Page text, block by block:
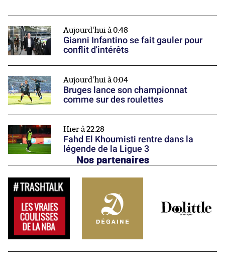
Aujourd'hui à 0:48
Gianni Infantino se fait gauler pour
conflit d'intérêts
Aujourd'hui à 0:04
Bruges lance son championnat
comme sur des roulettes
Hier à 22:28
Fahd El Khoumisti rentre dans la
légende de la Ligue 3
Nos partenaires